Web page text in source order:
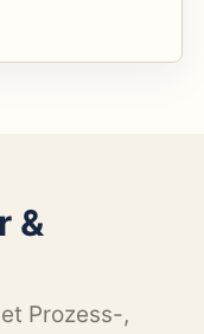
&
Prozess-,